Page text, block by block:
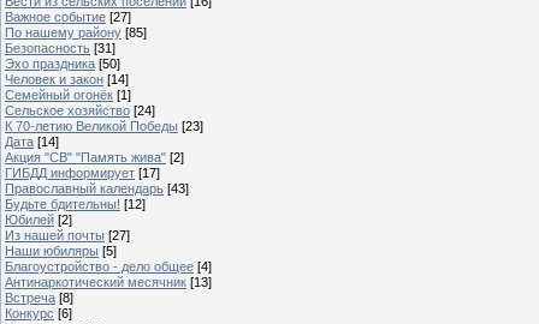
Важное событие [27]
По нашему району [85]
Безопасность [31]
Эхо праздника [50]
Человек и закон [14]
Семейный огонёк [1]
Сельское хозяйство [24]
К 70-летию Великой Победы [23]
Дата [14]
Акция "СВ" "Память жива" [2]
ГИБДД информирует [17]
Православный календарь [43]
Будьте бдительны! [12]
Юбилей [2]
Из нашей почты [27]
Наши юбиляры [5]
Благоустройство - дело общее [4]
Антинаркотический месячник [13]
Встреча [8]
Конкурс [6]